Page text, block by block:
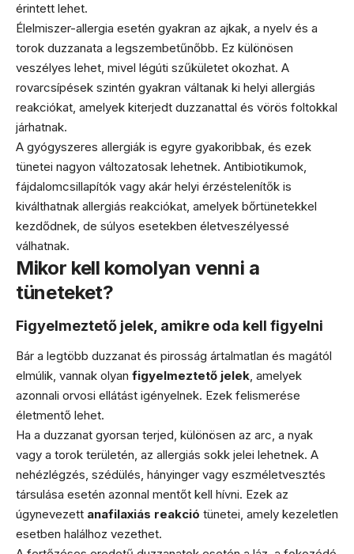
érintett lehet.
Élelmiszer-allergia esetén gyakran az ajkak, a nyelv és a
torok duzzanata a legszembetűnőbb. Ez különösen
veszélyes lehet, mivel légúti szűkületet okozhat. A
rovarcsípések szintén gyakran váltanak ki helyi allergiás
reakciókat, amelyek kiterjedt duzzanattal és vörös foltokkal
járhatnak.
A gyógyszeres allergiák is egyre gyakoribbak, és ezek
tünetei nagyon változatosak lehetnek. Antibiotikumok,
fájdalomcsillapítók vagy akár helyi érzéstelenítők is
kiválthatnak allergiás reakciókat, amelyek bőrtünetekkel
kezdődnek, de súlyos esetekben életveszélyessé
válhatnak.
Mikor kell komolyan venni a
tüneteket?
Figyelmeztető jelek, amikre oda kell figyelni
Bár a legtöbb duzzanat és pirosság ártalmatlan és magától
elmúlik, vannak olyan figyelmeztető jelek, amelyek
azonnali orvosi ellátást igényelnek. Ezek felismerése
életmentő lehet.
Ha a duzzanat gyorsan terjed, különösen az arc, a nyak
vagy a torok területén, az allergiás sokk jelei lehetnek. A
nehézlégzés, szédülés, hányinger vagy eszméletvesztés
társulása esetén azonnal mentőt kell hívni. Ezek az
úgynevezett anafilaxiás reakció tünetei, amely kezeletlen
esetben halálhoz vezethet.